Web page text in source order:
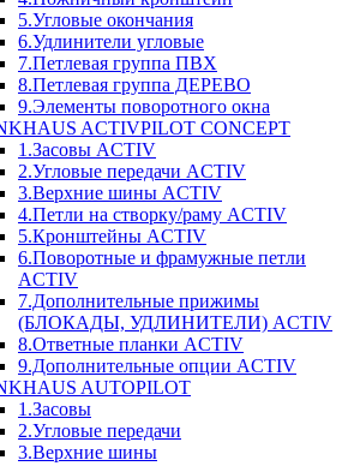
5.Угловые окончания
6.Удлинители угловые
7.Петлевая группа ПВХ
8.Петлевая группа ДЕРЕВО
9.Элементы поворотного окна
ACTIVPILOT CONCEPT
1.Засовы ACTIV
2.Угловые передачи ACTIV
3.Верхние шины ACTIV
4.Петли на створку/раму ACTIV
5.Кронштейны ACTIV
6.Поворотные и фрамужные петли
ACTIV
7.Дополнительные прижимы
(БЛОКАДЫ, УДЛИНИТЕЛИ) ACTIV
8.Ответные планки ACTIV
9.Дополнительные опции ACTIV
AUTOPILOT
1.Засовы
2.Угловые передачи
3.Верхние шины